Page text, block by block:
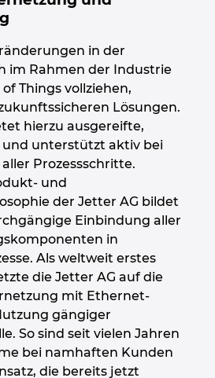
in der
im Rahmen der Industrie
Things vollziehen,
Lösungen.
hierzu ausgereifte,
und unterstützt aktiv bei
Prozessschritte.
und
der Jetter AG bildet
Einbindung aller
in
Als weltweit erstes
die Jetter AG auf die
mit Ethernet-
gängiger
So sind seit vielen Jahren
bei namhaften Kunden
die bereits jetzt